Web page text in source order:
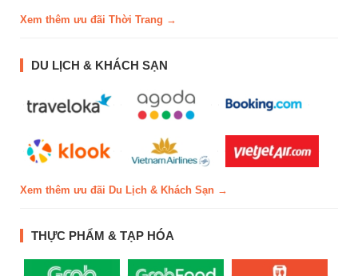
Xem thêm ưu đãi Thời Trang →
DU LỊCH & KHÁCH SẠN
Xem thêm ưu đãi Du Lịch & Khách Sạn →
THỰC PHẨM & TẠP HÓA